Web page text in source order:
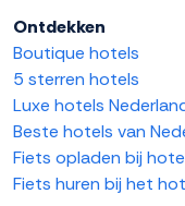
Ontdekken
Boutique hotels
5 sterren hotels
Luxe hotels
Beste hotels van
Fiets opladen bij
Fiets huren bij het